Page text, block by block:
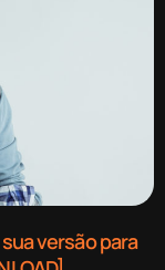
versão para